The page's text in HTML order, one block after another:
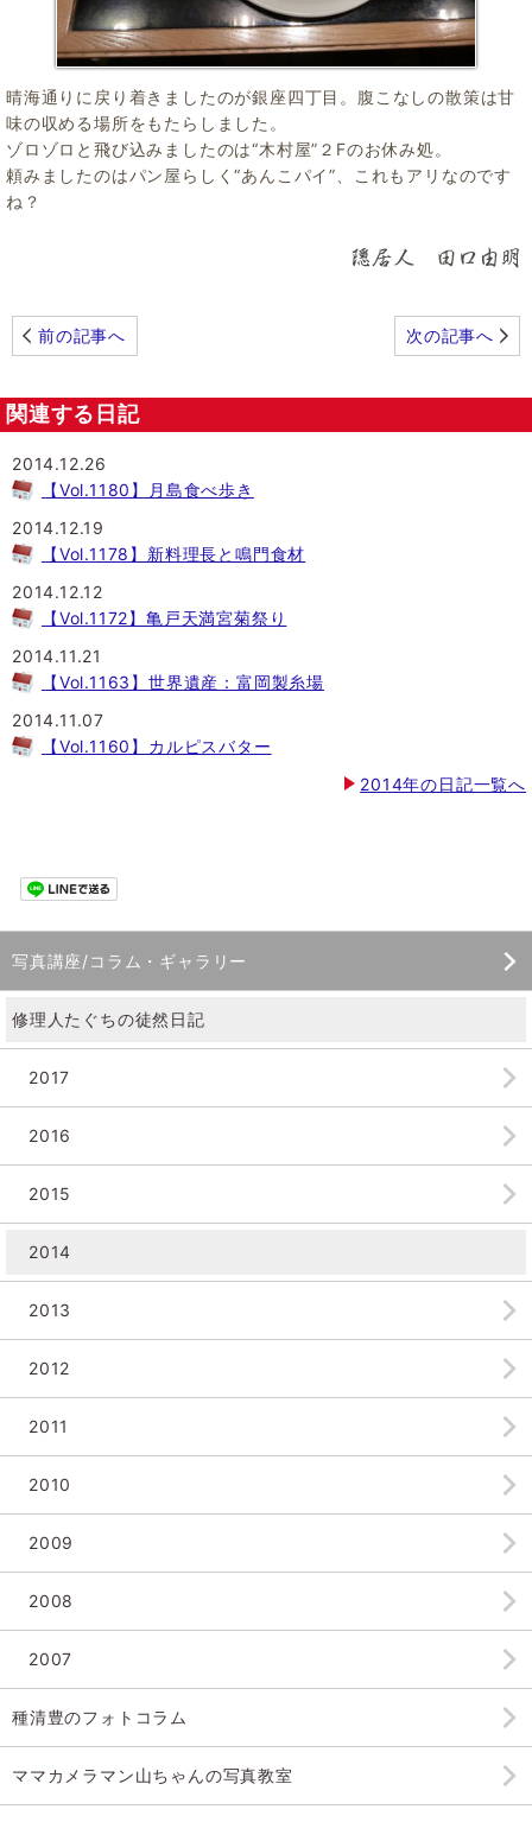
晴海通りに戻り着きましたのが銀座四丁目。腹こなしの散策は甘
味の収める場所をもたらしました。
ゾロゾロと飛び込みましたのは“木村屋”２Fのお休み処。
頼みましたのはパン屋らしく“あんこパイ”、これもアリなのです
ね？
前の記事へ 次の記事へ
関連する日記
2014.12.26
【Vol.1180】月島食べ歩き
2014.12.19
【Vol.1178】新料理長と鳴門食材
2014.12.12
【Vol.1172】亀戸天満宮菊祭り
2014.11.21
【Vol.1163】世界遺産：富岡製糸場
2014.11.07
【Vol.1160】カルピスバター
2014年の日記一覧へ
写真講座/コラム・ギャラリー
修理人たぐちの徒然日記
2017
2016
2015
2014
2013
2012
2011
2010
2009
2008
2007
種清豊のフォトコラム
ママカメラマン山ちゃんの写真教室